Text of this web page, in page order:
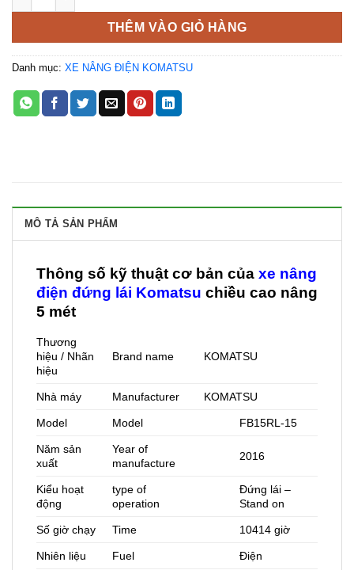
THÊM VÀO GIỎ HÀNG
Danh mục: XE NÂNG ĐIỆN KOMATSU
MÔ TẢ SẢN PHẨM
Thông số kỹ thuật cơ bản của xe nâng
điện đứng lái Komatsu chiều cao nâng
5 mét
Thương
hiệu / Nhãn
hiệu
Brand name KOMATSU
Nhà máy Manufacturer KOMATSU
Model Model FB15RL-15
Năm sản
xuất
Year of
manufacture
2016
Kiểu hoạt
động
type of
operation
Đứng lái –
Stand on
Số giờ chạy Time 10414 giờ
Nhiên liệu Fuel Điện